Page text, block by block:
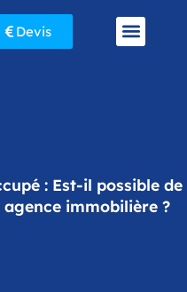
Devis
: Est-il possible de
immobilière ?